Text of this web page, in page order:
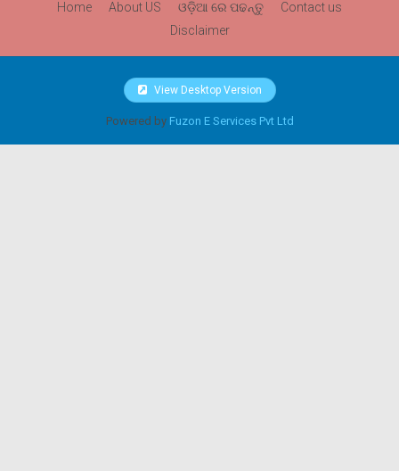
Home About US ଓଡ଼ିଆ ରେ ପଢନ୍ତୁ
Contact us
Disclaimer
View Desktop Version
Powered by Fuzon E Services Pvt Ltd